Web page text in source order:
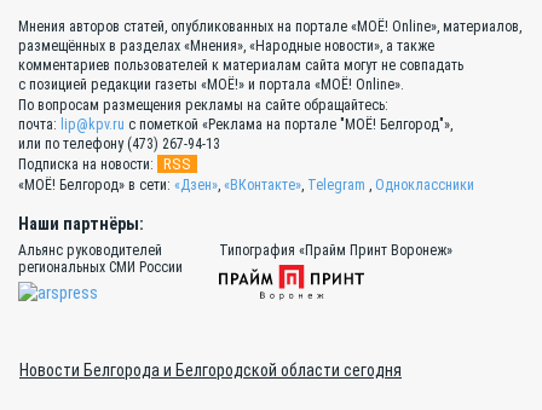
Мнения авторов статей, опубликованных на портале «МОЁ! Online», материалов,
размещённых в разделах «Мнения», «Народные новости», а также
комментариев пользователей к материалам сайта могут не совпадать
с позицией редакции газеты «МОЁ!» и портала «МОЁ! Online».
По вопросам размещения рекламы на сайте обращайтесь:
почта: lip@kpv.ru с пометкой «Реклама на портале "МОЁ! Белгород"»,
или по телефону (473) 267-94-13
Подписка на новости:
RSS
«МОЁ! Белгород» в сети: «Дзен», «ВКонтакте», Telegram , Одноклассники
Наши партнёры:
Альянс руководителей
региональных СМИ России
Типография «Прайм Принт Воронеж»
Новости Белгорода и Белгородской области сегодня